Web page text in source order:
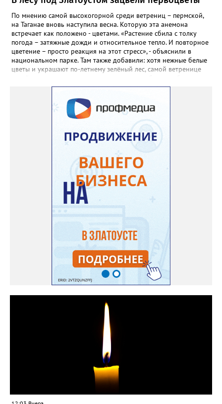
сухие цветы и стряхивать семена вокруг куртины, лаванда
весной прорастет сама. Ещё один секрет – этот символ
Прованса не любит «вкусную» почву. Добавляйте в посадочную
яму гравий и песок – требуется хороший дренаж. В первый год
Екатерина рекомендует цветы убирать, чтобы силы куста
пошли на наращивание корневой системы. А со второго года
пусть лаванда цветёт во всю силу! Фото: Екатерина Бойко,
специально для «Златоуст.инфо». Обсуждение новости здесь
По мнению самой высокогорной среди ветрениц – пермской,
на Таганае вновь наступила весна. Которую эта анемона
встречает как положено - цветами. «Растение сбила с толку
погода – затяжные дожди и относительное тепло. И повторное
цветение – просто реакция на этот стресс», - объяснили в
национальном парке. Там также добавили: хотя нежные белые
цветы и украшают по-летнему зелёный лес, самой ветренице
силы перед долгой зимовкой.